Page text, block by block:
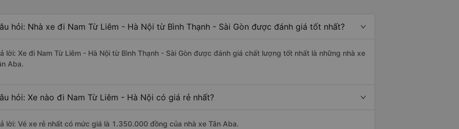
hỏi: Nhà xe đi Nam Từ Liêm - Hà Nội từ Bình Thạnh - Sài Gòn được đánh giá tốt nhất?
lời: Xe đi Nam Từ Liêm - Hà Nội từ Bình Thạnh - Sài Gòn được đánh giá chất lượng tốt nhất là những nhà xe
Aba.
hỏi: Xe nào đi Nam Từ Liêm - Hà Nội có giá rẻ nhất?
lời: Vé xe rẻ nhất có mức giá là 1.350.000 đồng của nhà xe Tân Aba.